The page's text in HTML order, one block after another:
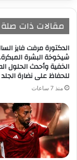
مقالات ذات صلة
الدكتورة مرفت فايز
شيخوخة البشرة
الخفية وأحدث الحلول
للحفاظ على نضارة الجلد
منذ 7 ساعات